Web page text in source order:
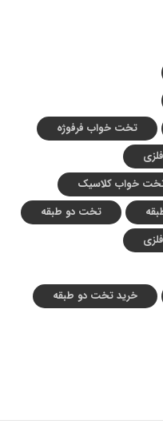
تخت خواب فرفوژه
خواب کلاسیک
تخت دو طبقه
خرید تخت دو طبقه